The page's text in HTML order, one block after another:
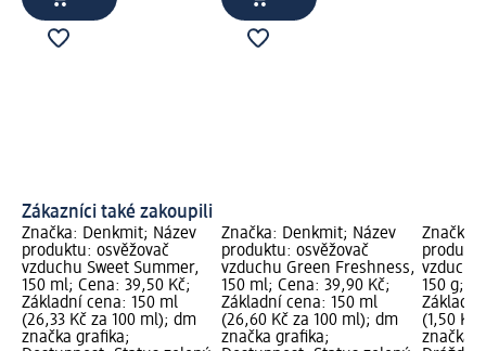
Zákazníci také zakoupili
Značka: Denkmit; Název
produktu: osvěžovač
vzduchu Sweet Summer,
150 ml; Cena: 39,50 Kč;
Základní cena: 150 ml
(26,33 Kč za 100 ml); dm
značka grafika;
Značka: Denkmit; Název
produktu: osvěžovač
vzduchu Green Freshness,
150 ml; Cena: 39,90 Kč;
Základní cena: 150 ml
(26,60 Kč za 100 ml); dm
značka grafika;
Značka:
150 g;
Základní
(1,50 Kč
značka